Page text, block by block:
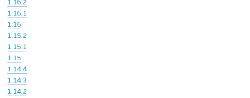
1.16.2
1.16.1
1.16
1.15.2
1.15.1
1.15
1.14.4
1.14.3
1.14.2